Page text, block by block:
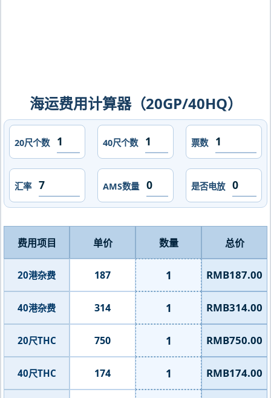
海运费用计算器（20GP/40HQ）
20尺个数 40尺个数 票数
汇率 AMS数量 是否电放
费用项目 单价 数量 总价
20港杂费 187 1 RMB187.00
40港杂费 314 1 RMB314.00
20尺THC 750 1 RMB750.00
40尺THC 174 1 RMB174.00